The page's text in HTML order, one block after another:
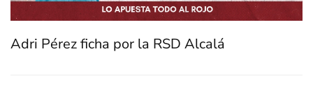
Adri Pérez ficha por la RSD Alcalá